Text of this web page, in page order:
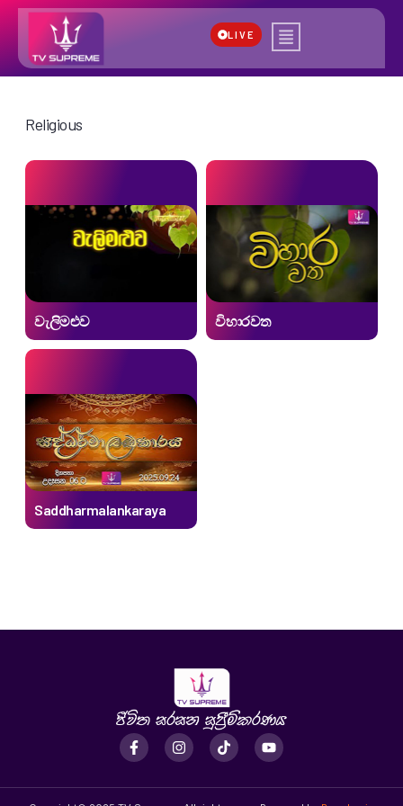
LIVE
Religious
වැලිමළුව විහාරවත
Saddharmalankaraya